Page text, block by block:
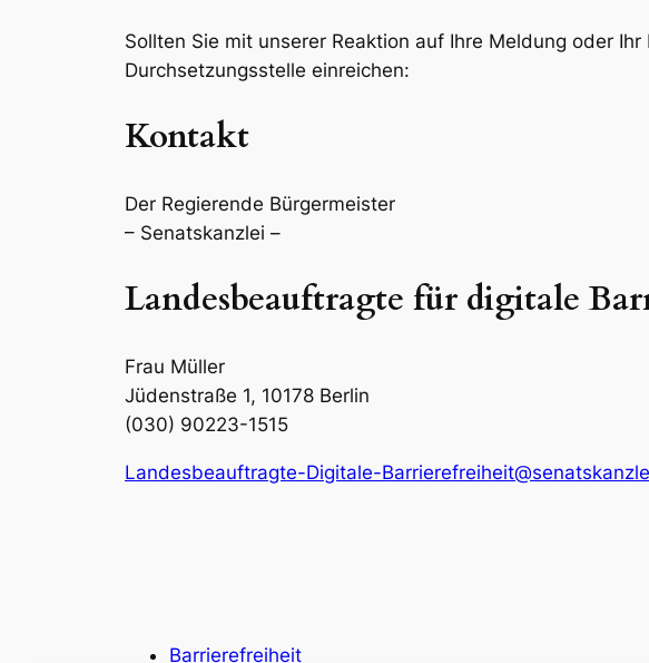
Sollten Sie mit unserer Reaktion auf Ihre Meldung oder
Durchsetzungsstelle einreichen:
Kontakt
Der Regierende Bürgermeister
– Senatskanzlei –
Landesbeauftragte für digitale
Frau Müller
Jüdenstraße 1, 10178 Berlin
(030) 90223-1515
Landesbeauftragte-Digitale-
Barrierefreiheit